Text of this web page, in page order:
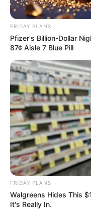
FRIDAY PLANS
Pfizer's Billion-Dollar
87¢ Aisle 7 Blue Pill
FRIDAY PLANS
Walgreens Hides This
It's Really In.